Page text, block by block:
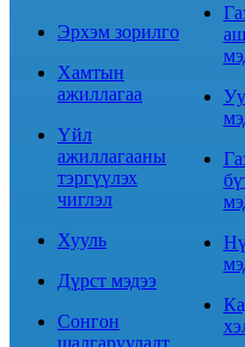
Эрхэм зорилго
Хамтын
ажиллагаа
Үйл
ажиллагааны
тэргүүлэх
чиглэл
Хууль
Дүрст мэдээ
Сонгон
шалгаруулалт